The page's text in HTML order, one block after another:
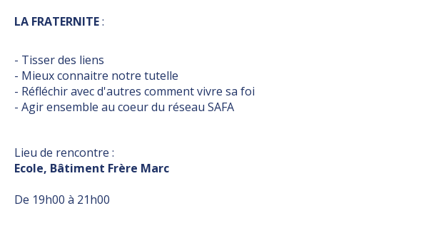
LA FRATERNITE:
- Tisser des liens
- Mieux connaitre notre tutelle
- Réfléchir avec d'autres comment vivre sa foi
- Agir ensemble au coeur du réseau SAFA
Lieu de rencontre :
Ecole, Bâtiment Frère Marc
De 19h00 à 21h00